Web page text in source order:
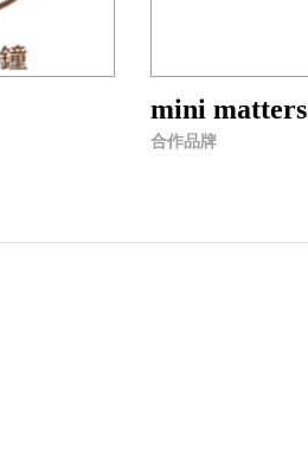
mini matters
合作品牌